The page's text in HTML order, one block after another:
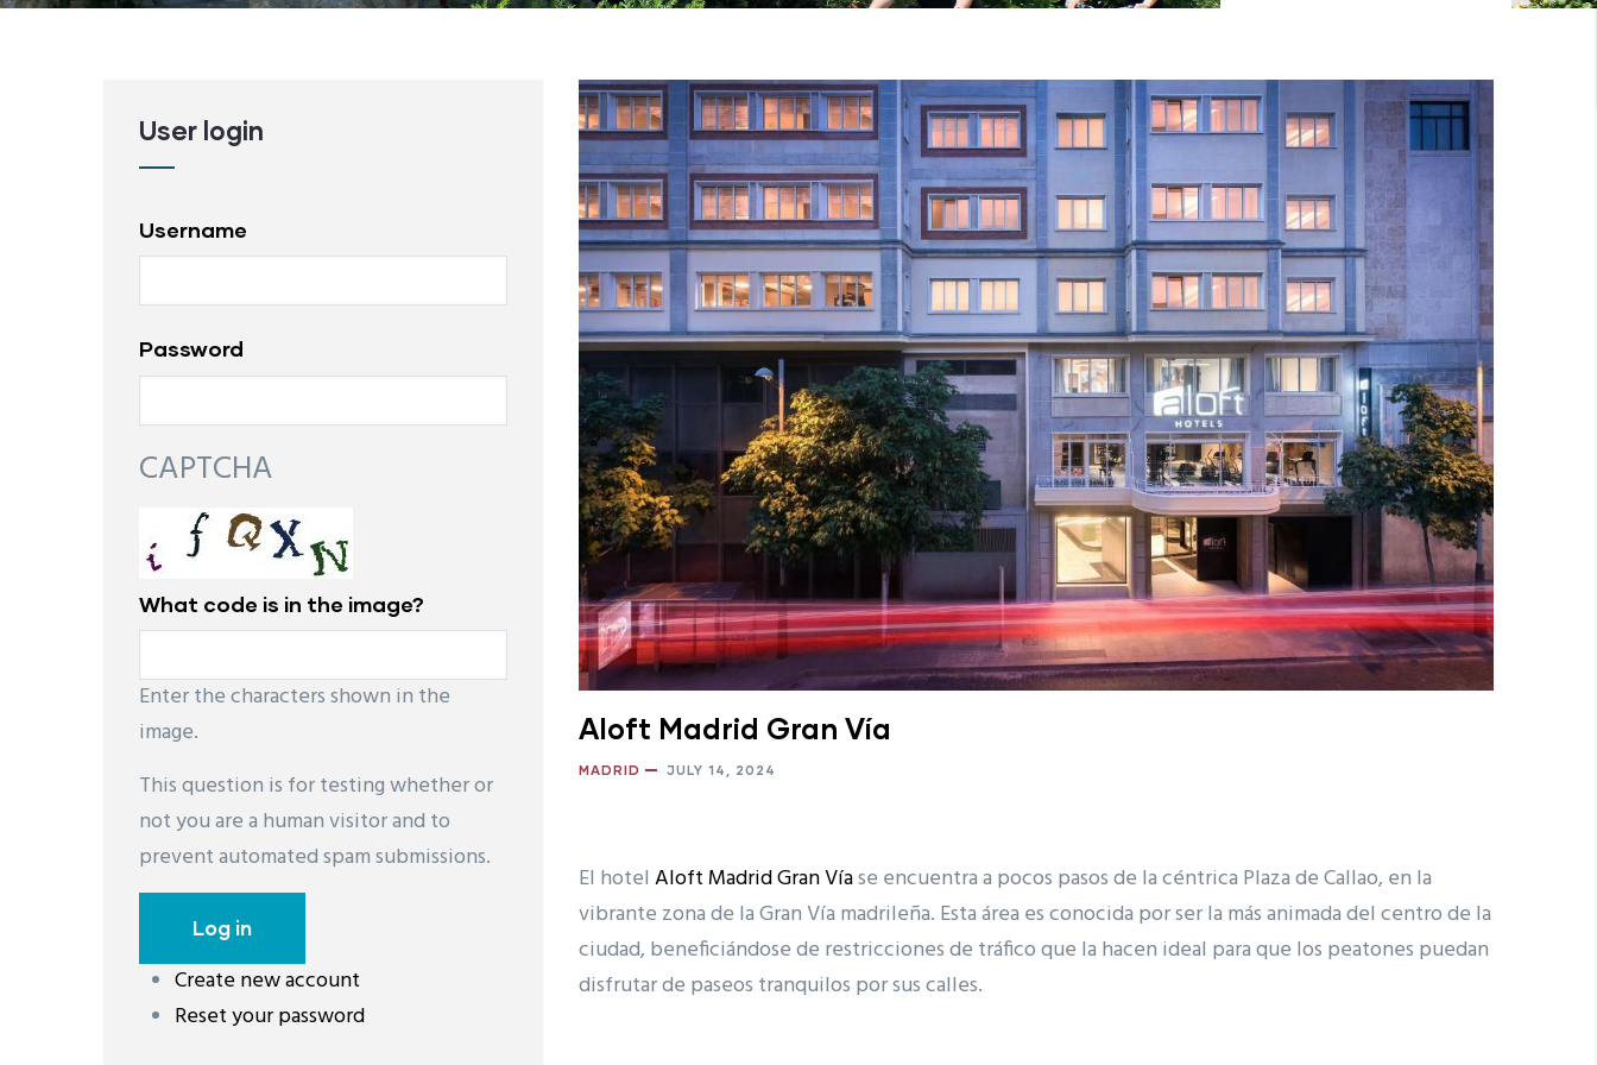
Aloft Madrid Gran Vía
MADRID JULY 14, 2024
El hotel Aloft Madrid Gran Víase encuentra a pocos pasos de la céntrica Plaza de Callao, en la
vibrante zona de la Gran Vía madrileña. Esta área es conocida por ser la más animada del centro de la
ciudad, beneficiándose de restricciones de tráfico que la hacen ideal para que los peatones puedan
disfrutar de paseos tranquilos por sus calles.
User login
Username
Password
CAPTCHA
What code is in the image?
Enter the characters shown in the
image.
This question is for testing whether or
not you are a human visitor and to
prevent automated spam submissions.
Create new account
Reset your password
레딧 다운로드coloring pages printable